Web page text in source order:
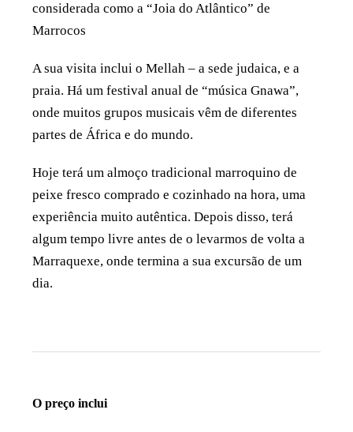
considerada como a “Joia do Atlântico” de
Marrocos
A sua visita inclui o Mellah – a sede judaica, e a
praia. Há um festival anual de “música Gnawa”,
onde muitos grupos musicais vêm de diferentes
partes de África e do mundo.
Hoje terá um almoço tradicional marroquino de
peixe fresco comprado e cozinhado na hora, uma
experiência muito autêntica. Depois disso, terá
algum tempo livre antes de o levarmos de volta a
Marraquexe, onde termina a sua excursão de um
dia.
O preço inclui